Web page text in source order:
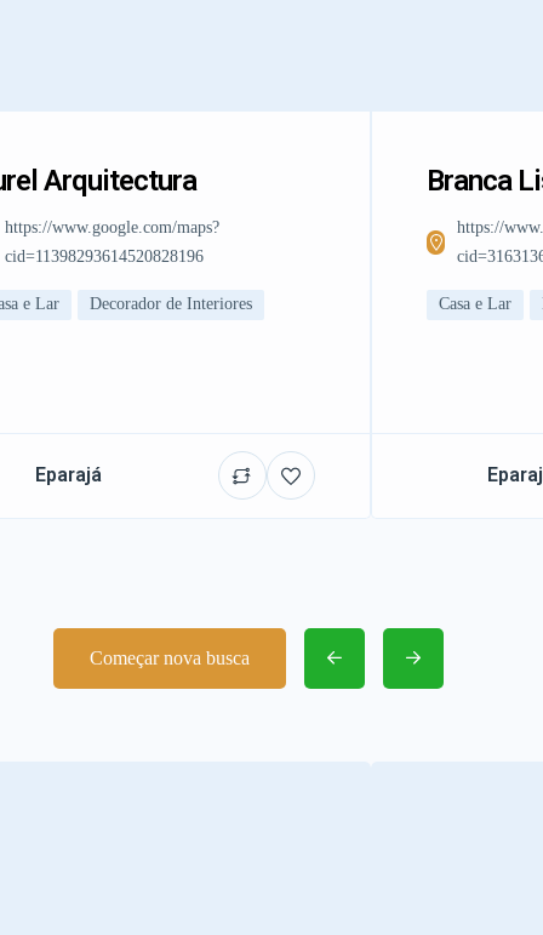
Arquitectura
https://www.google.com/maps?
cid=11398293614520828196
e Lar Decorador de Interiores
Eparajá
Branca
https://
Casa e Lar
Começar nova busca